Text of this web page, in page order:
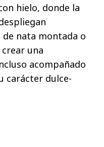
hielo, donde la
nata montada o
una
acompañado
carácter dulce-